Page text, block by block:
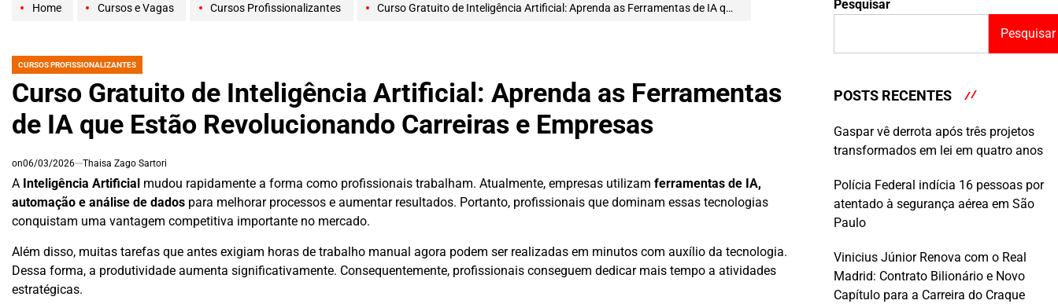
Home Cursos e Vagas Cursos Profissionalizantes Curso Gratuito de Inteligência Artificial: Aprenda as Ferramentas de IA que Estão Revolucionando Carreiras e Empresas
POSTED
CURSOS PROFISSIONALIZANTES
Curso Gratuito de Inteligência Artificial: Aprenda as Ferramentas
de IA que Estão Revolucionando Carreiras e Empresas
on06/03/2026 Thaisa Zago Sartori
A Inteligência Artificial mudou rapidamente a forma como profissionais trabalham. Atualmente, empresas utilizam ferramentas de IA,
automação e análise de dados para melhorar processos e aumentar resultados. Portanto, profissionais que dominam essas tecnologias
conquistam uma vantagem competitiva importante no mercado.
Além disso, muitas tarefas que antes exigiam horas de trabalho manual agora podem ser realizadas em minutos com auxílio da tecnologia.
Dessa forma, a produtividade aumenta significativamente. Consequentemente, profissionais conseguem dedicar mais tempo a atividades
estratégicas.
Pesquisar
Pesquisar
POSTS RECENTES
Gaspar vê derrota após três projetos
transformados em lei em quatro anos
Polícia Federal indícia 16 pessoas por
atentado à segurança aérea em São
Paulo
Vinicius Júnior Renova com o Real
Madrid: Contrato Bilionário e Novo
Capítulo para a Carreira do Craque